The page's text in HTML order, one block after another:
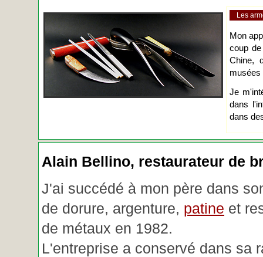
Les
Mon
coup
Chine,
musées
Je
dans
dans
Alain Bellino, restaurateur de
J'ai succédé à mon père dans
de dorure, argenture, patine et
de métaux en 1982.
L'entreprise a conservé dans sa